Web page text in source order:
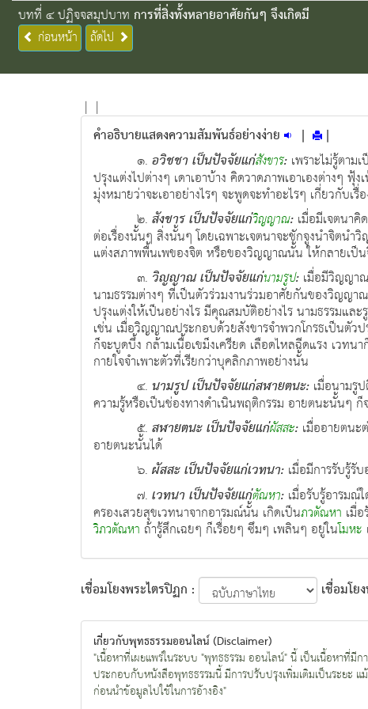
บทที่ ๔ ปฏิจจสมุปบาท การที่สิ่งทั้งหลายอาศัยกันๆ จึงเกิดมี
ก่อนหน้า ถัดไป
| |
คำอธิบายแสดงความสัมพันธ์อย่างง่าย | |
๑.อวิชชา เป็นปัจจัยแก่สังขาร: เพราะไม่รู้ตา
ปรุงแต่งไปต่างๆ เดาเอาบ้าง คิดวาดภาพเอาเองต่างๆ
มุ่งหมายว่าจะเอาอย่างไรๆ จะพูดจะทำอะไรๆ เกี่ยวกับเรื่
๒.สังขาร เป็นปัจจัยแก่วิญญาณ: เมื่อมีเจตนา
ต่อเรื่องนั้นๆ สิ่งนั้นๆ โดยเฉพาะเจตนาจะชักจูงนำจิตน
แต่งสภาพพื้นเพของจิต หรือของวิญญาณนั้น ให้กลายเป็
๓. วิญญาณ เป็นปัจจัยแก่นามรูป: เมื่อมีวิญญา
นามธรรมต่างๆ ที่เป็นตัวร่วมงานร่วมอาศัยกันของวิญญา
ปรุงแต่งให้เป็นอย่างไร มีคุณสมบัติอย่างไร นามธรรม
เช่น เมื่อวิญญาณประกอบด้วยสังขารจำพวกโกรธเป็นตั
ก็จะบูดบึ้ง กล้ามเนื้อเขม็งเครียด เลือดไหลฉีดแรง เว
กายใจจำเพาะตัวที่เรียกว่าบุคลิกภาพอย่างนั้น
๔.นามรูป เป็นปัจจัยแก่สฬายตนะ: เมื่อนามรู
ความรู้หรือเป็นช่องทางดำเนินพฤติกรรม อายตนะนั้นๆ
๕.สฬายตนะ เป็นปัจจัยแก่ผัสสะ: เมื่ออายตน
อายตนะนั้นได้
๖.ผัสสะ เป็นปัจจัยแก่เวทนา: เมื่อมีการรับรู้รั
๗.เวทนา เป็นปัจจัยแก่ตัณหา: เมื่อรับรู้อารมณ์
ครองเสวยสุขเวทนาจากอารมณ์นั้น เกิดเป็นภวตัณหา เมื่
วิภวตัณหา ถ้ารู้สึกเฉยๆ ก็เรื่อยๆ ซึมๆ เพลินๆ อยู่ในโมหะ
เชื่อมโยงพระไตรปิฏก : เชื่อมโ
เกี่ยวกับพุทธธรรมออนไลน์ (Disclaimer)
"เนื้อหาที่เผยแพร่ในระบบ "พุทธธรรม ออนไลน์" นี้ เป็นเนื้อหาที่มี
ประกอบกับหนังสือพุทธธรรมนี้ มีการปรับปรุงเพิ่มเติมเป็นระยะ
ก่อนนำข้อมูลไปใช้ในการอ้างอิง"